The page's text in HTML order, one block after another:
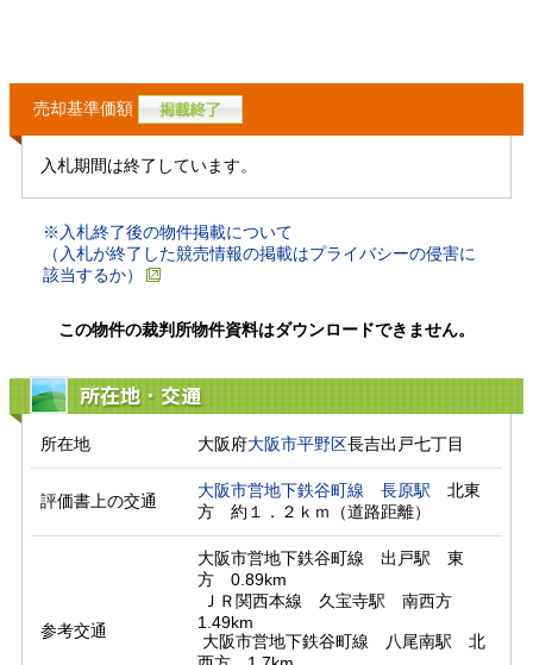
売却基準価額
入札期間は終了しています。
※入札終了後の物件掲載について
（入札が終了した競売情報の掲載はプライバシーの侵害に
該当するか）
この物件の裁判所物件資料はダウンロードできません。
所在地・交通
所在地 大阪府大阪市平野区長吉出戸七丁目
評価書上の交通
大阪市営地下鉄谷町線 長原駅 北東
方　約１．２ｋｍ（道路距離）
参考交通
大阪市営地下鉄谷町線　出戸駅　東
方　0.89km
1.49km